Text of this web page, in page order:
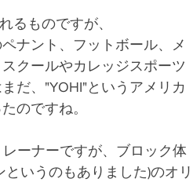
るものですが、
ナント、フットボール、メ
クールやカレッジスポーツ
だ、"YOHI"というアメリカ
のですね。
ーナーですが、ブロック体
いうのもありました)のオリ